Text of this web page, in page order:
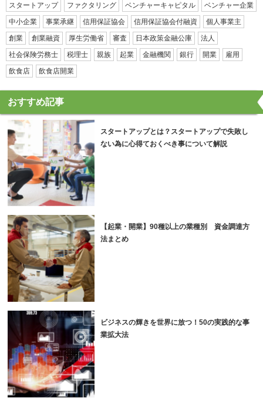
スタートアップ
ファクタリング ベンチャーキャピタル
ベンチャー企業
中小企業
事業承継 信用保証協会 信用保証協会付融資
個人事業主
創業
創業融資 厚生労働省 審査 日本政策金融公庫
法人
社会保険労務士
税理士 親族 起業 金融機関 銀行 開業
雇用
飲食店
飲食店開業
おすすめ記事
スタートアップとは？スタートアップで失敗し
ない為に心得ておくべき事について解説
【起業・開業】90種以上の業種別 資金調達方
法まとめ
ビジネスの輝きを世界に放つ！50の実践的な事
業拡大法